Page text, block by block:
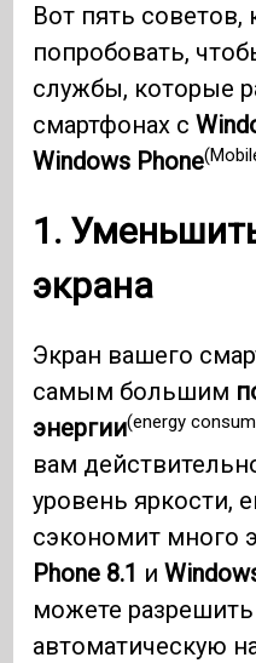
Вот пять
попробовать,
службы, которые
смартфонах с
Windows Phone
1.
экрана
Экран вашего
самым большим
энергии(energy
вам
уровень яркости,
сэкономит много
Phone 8.1 и
можете
автоматическую